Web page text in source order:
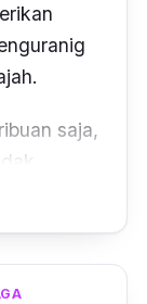
saja,
dan